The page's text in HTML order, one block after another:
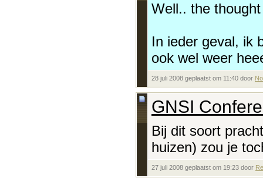
Well.. the
In ieder geval, ik
ook wel weer
28 juli 2008 geplaatst om 11:40 door
GNSI
Bij dit soort
huizen) zou je
27 juli 2008 geplaatst om 19:23 door